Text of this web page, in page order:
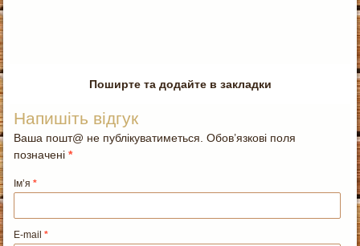
Поширте та додайте в закладки
Напишіть відгук
Ваша пошт@ не публікуватиметься. Обов’язкові поля
позначені*
Ім’я*
E-mail*